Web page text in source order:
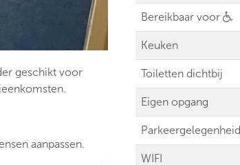
geschikt voor
aanpassen.
Bereikbaar voor
Keuken
Toiletten dichtbij
Eigen opgang
Parkeergelegenheid
WIFI